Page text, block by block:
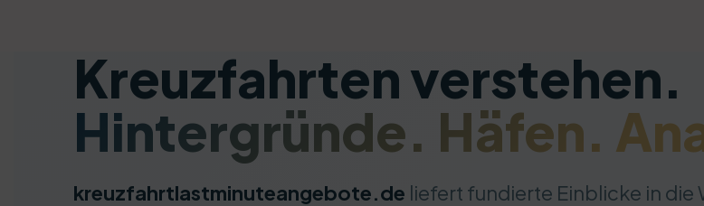
Kreuzfahrten verstehen.
Hintergründe. Häfen.
kreuzfahrtlastminuteangebote.de liefert fundierte Einblicke in die